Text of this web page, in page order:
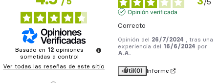
/ 5
Basado en 12 opiniones
sometidas a control
Ver todas las reseñas de este sitio
/5
Opinión verificada
Correcto
Opinión del 26/7/2024
, tras una
experiencia del
16/6/2024 por
A.A.
Útil(0) Informe